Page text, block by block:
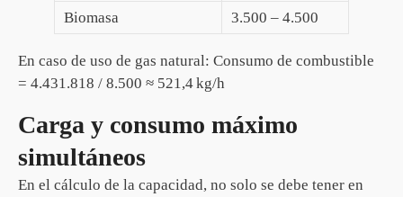
Biomasa
3.500 – 4.500
En caso de uso de gas natural: Consumo de combustible
= 4.431.818 / 8.500 ≈ 521,4 kg/h
Carga y consumo máximo
simultáneos
En el cálculo de la capacidad, no solo se debe tener en